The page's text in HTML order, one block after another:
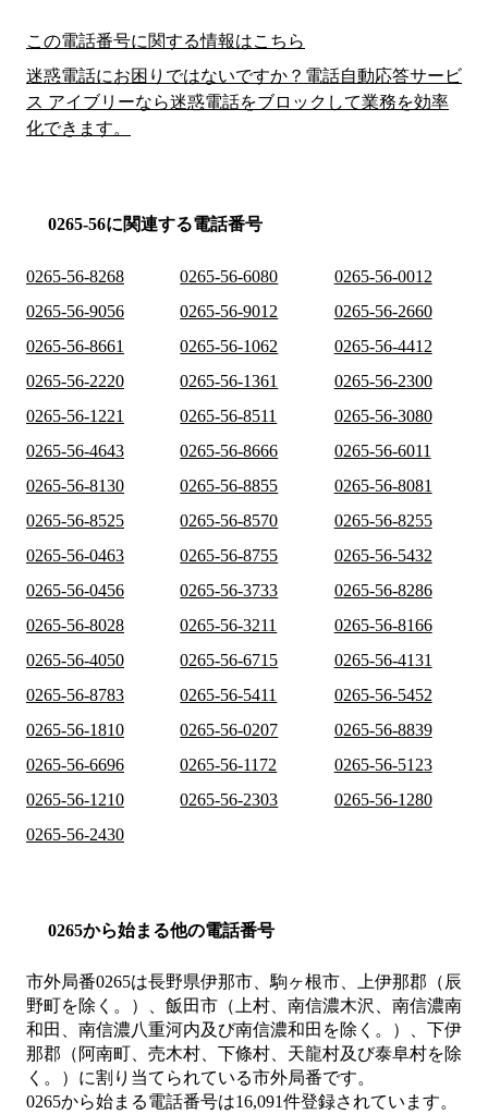
この電話番号に関する情報はこちら
迷惑電話にお困りではないですか？電話自動応答サービ
ス アイブリーなら迷惑電話をブロックして業務を効率
化できます。
0265-56に関連する電話番号
0265-56-8268 0265-56-6080
0265-56-0012
0265-56-9056
0265-56-9012
0265-56-2660
0265-56-8661
0265-56-1062
0265-56-4412
0265-56-2220
0265-56-1361
0265-56-2300
0265-56-1221
0265-56-8511
0265-56-3080
0265-56-4643
0265-56-8666
0265-56-6011
0265-56-8130
0265-56-8855
0265-56-8081
0265-56-8525
0265-56-8570
0265-56-8255
0265-56-0463
0265-56-8755
0265-56-5432
0265-56-0456
0265-56-3733
0265-56-8286
0265-56-8028
0265-56-3211
0265-56-8166
0265-56-4050
0265-56-6715
0265-56-4131
0265-56-8783
0265-56-5411
0265-56-5452
0265-56-1810
0265-56-0207
0265-56-8839
0265-56-6696
0265-56-1172
0265-56-5123
0265-56-1210
0265-56-2303
0265-56-1280
0265-56-2430
0265から始まる他の電話番号
市外局番0265は長野県伊那市、駒ヶ根市、上伊那郡（辰
野町を除く。）、飯田市（上村、南信濃木沢、南信濃南
和田、南信濃八重河内及び南信濃和田を除く。）、下伊
那郡（阿南町、売木村、下條村、天龍村及び泰阜村を除
く。） に割り当てられている市外局番です。
0265から始まる電話番号は16,091件登録されています。